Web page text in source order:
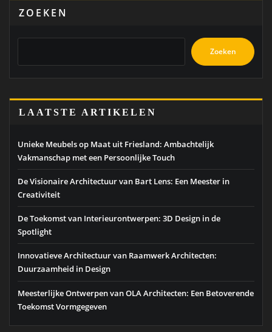
ZOEKEN
Zoeken
LAATSTE ARTIKELEN
Unieke Meubels op Maat uit Friesland: Ambachtelijk
Vakmanschap met een Persoonlijke Touch
De Visionaire Architectuur van Bart Lens: Een Meester in
Creativiteit
De Toekomst van Interieurontwerpen: 3D Design in de
Spotlight
Innovatieve Architectuur van Raamwerk Architecten:
Duurzaamheid in Design
Meesterlijke Ontwerpen van OLA Architecten: Een Betoverende
Toekomst Vormgegeven